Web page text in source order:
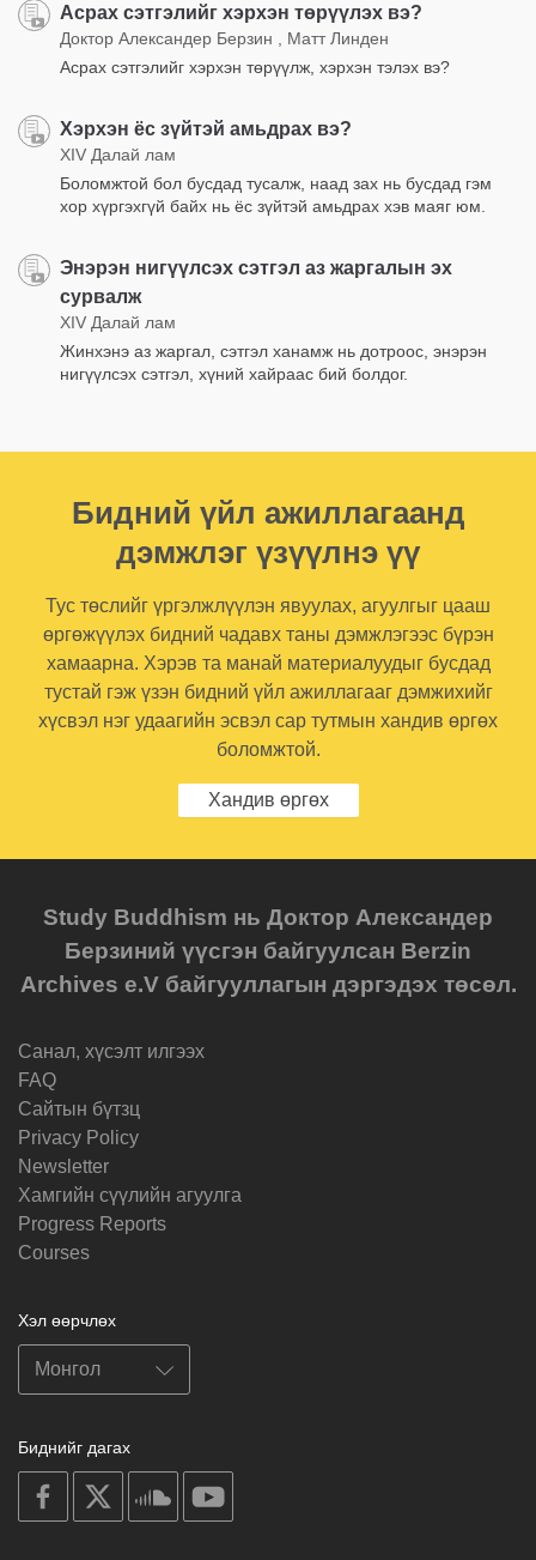
Асрах сэтгэлийг хэрхэн төрүүлэх вэ?
Доктор Александер Берзин , Матт Линден
Асрах сэтгэлийг хэрхэн төрүүлж, хэрхэн тэлэх вэ?
Хэрхэн ёс зүйтэй амьдрах вэ?
XIV Далай лам
Боломжтой бол бусдад тусалж, наад зах нь бусдад гэм
хор хүргэхгүй байх нь ёс зүйтэй амьдрах хэв маяг юм.
Энэрэн нигүүлсэх сэтгэл аз жаргалын эх
сурвалж
XIV Далай лам
Жинхэнэ аз жаргал, сэтгэл ханамж нь дотроос, энэрэн
нигүүлсэх сэтгэл, хүний хайраас бий болдог.
Бидний үйл ажиллагаанд
дэмжлэг үзүүлнэ үү
Тус төслийг үргэлжлүүлэн явуулах, агуулгыг цааш
өргөжүүлэх бидний чадавх таны дэмжлэгээс бүрэн
хамаарна. Хэрэв та манай материалуудыг бусдад
тустай гэж үзэн бидний үйл ажиллагааг дэмжихийг
хүсвэл нэг удаагийн эсвэл сар тутмын хандив өргөх
боломжтой.
Хандив өргөх
Study Buddhism нь Доктор Александер
Берзиний үүсгэн байгуулсан Berzin
Archives e.V байгууллагын дэргэдэх төсөл.
Санал, хүсэлт илгээх
FAQ
Cайтын бүтзц
Privacy Policy
Newsletter
Хамгийн сүүлийн агуулга
Progress Reports
Courses
Хэл өөрчлөх
Биднийг дагах
on
facebook
soundcloud